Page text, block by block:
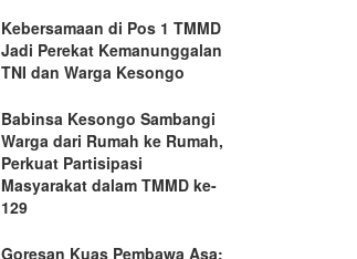
Kebersamaan di Pos 1 TMMD
Jadi Perekat Kemanunggalan
TNI dan Warga Kesongo
Babinsa Kesongo Sambangi
Warga dari Rumah ke Rumah,
Perkuat Partisipasi
Masyarakat dalam TMMD ke-
129
Goresan Kuas Pembawa Asa: